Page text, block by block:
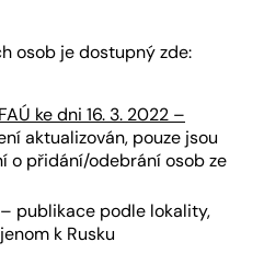
osob je dostupný zde:
ke dni 16. 3. 2022 –
aktualizován, pouze jsou
o přidání/odebrání osob ze
– publikace podle lokality,
k Rusku